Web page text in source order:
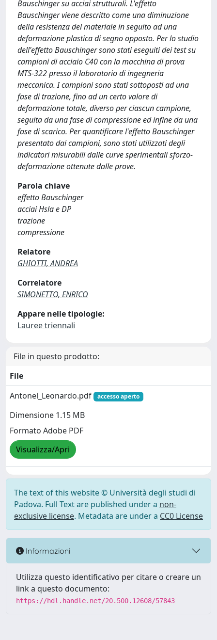
Bauschinger su acciai strutturali. L'effetto
Bauschinger viene descritto come una diminuzione
della resistenza del materiale in seguito ad una
deformazione plastica di segno opposto. Per lo studio
dell'effetto Bauschinger sono stati eseguiti dei test su
campioni di acciaio C40 con la macchina di prova
MTS-322 presso il laboratorio di ingegneria
meccanica. I campioni sono stati sottoposti ad una
fase di trazione, fino ad un certo valore di
deformazione totale, diverso per ciascun campione,
seguita da una fase di compressione ed infine da una
fase di scarico. Per quantificare l'effetto Bauschinger
presentato dai campioni, sono stati utilizzati degli
indicatori misurabili dalle curve sperimentali sforzo-
deformazione ottenute dalle prove.
Parola chiave
effetto Bauschinger
acciai Hsla e DP
trazione
compressione
Relatore
GHIOTTI, ANDREA
Correlatore
SIMONETTO, ENRICO
Appare nelle tipologie:
Lauree triennali
File in questo prodotto:
File
Antonel_Leonardo.pdf
accesso aperto
Dimensione 1.15 MB
Formato Adobe PDF
Visualizza/Apri
The text of this website © Università degli studi di
Padova. Full Text are published under a non-
exclusive license. Metadata are under a CC0 License
Informazioni
Utilizza questo identificativo per citare o creare un
link a questo documento:
https://hdl.handle.net/20.500.12608/57843